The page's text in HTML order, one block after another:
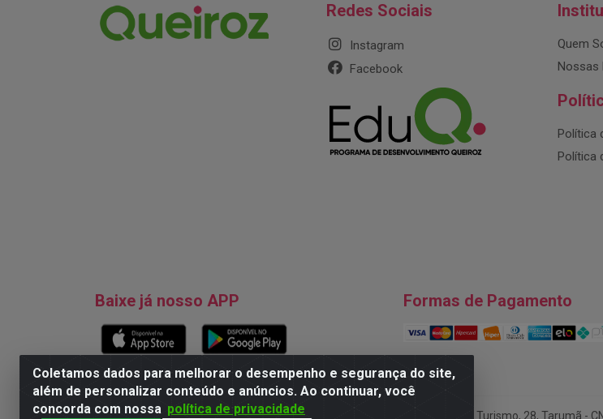
Coletamos dados para melhorar o desempenho e segurança do site,
além de personalizar conteúdo e anúncios. Ao continuar, você
concorda com nossa política de privacidade
Redes Sociais
Instagram
Facebook
Quem
Nossas
Política
Política
Baixe já nosso APP Formas de Pagamento
Natureza Comércio de Descartáveis LTDA - Endereço: Av. do Turismo, 28, Tarumã -